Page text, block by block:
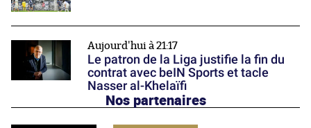
Aujourd'hui à 21:17
Le patron de la Liga justifie la fin du
contrat avec beIN Sports et tacle
Nasser al-Khelaïfi
Nos partenaires